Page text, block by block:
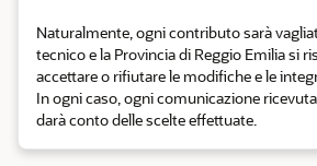
Naturalmente, ogni contributo sarà
tecnico e la Provincia di Reggio Emilia si
accettare o rifiutare le modifiche e le
In ogni caso, ogni comunicazione
darà conto delle scelte effettuate.